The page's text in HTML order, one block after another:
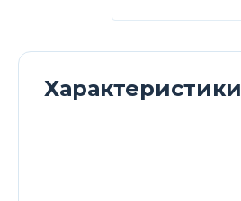
Характеристики